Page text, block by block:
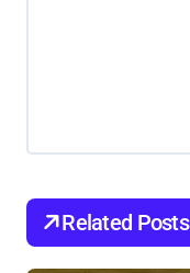
i
g
a
Related Posts